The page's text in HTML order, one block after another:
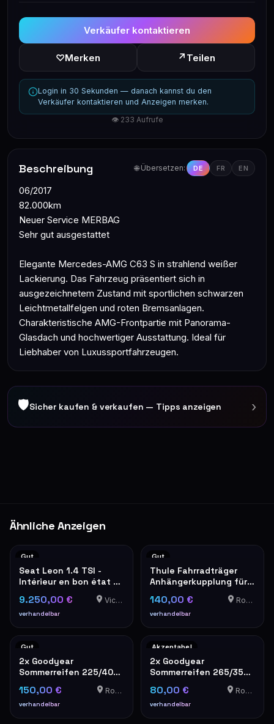
Verkäufer kontaktieren
♡Merken ↗ Teilen
Login in 30 Sekunden — danach kannst du den
Verkäufer kontaktieren und Anzeigen merken.
👁 233 Aufrufe
Beschreibung 🌐 Übersetzen: DE FR EN
06/2017
82.000km
Neuer Service MERBAG
Sehr gut ausgestattet
Elegante Mercedes-AMG C63 S in strahlend weißer
Lackierung. Das Fahrzeug präsentiert sich in
ausgezeichnetem Zustand mit sportlichen schwarzen
Leichtmetallfelgen und roten Bremsanlagen.
Charakteristische AMG-Frontpartie mit Panorama-
Glasdach und hochwertiger Ausstattung. Ideal für
Liebhaber von Luxussportfahrzeugen.
🛡Sicher kaufen & verkaufen — Tipps anzeigen ›
Ähnliche Anzeigen
Gut
Seat Leon 1.4 TSI -
Intérieur en bon état –
9.250,00 €
verhandelbar
Vichten
Gut
Thule Fahrradträger
Anhängerkupplung für 2
140,00 €
verhandelbar
Roedt
Gut
2x Goodyear
Sommerreifen 225/40
150,00 €
verhandelbar
Roedt
Akzeptabel
2x Goodyear
Sommerreifen 265/35
80,00 €
verhandelbar
Roedt